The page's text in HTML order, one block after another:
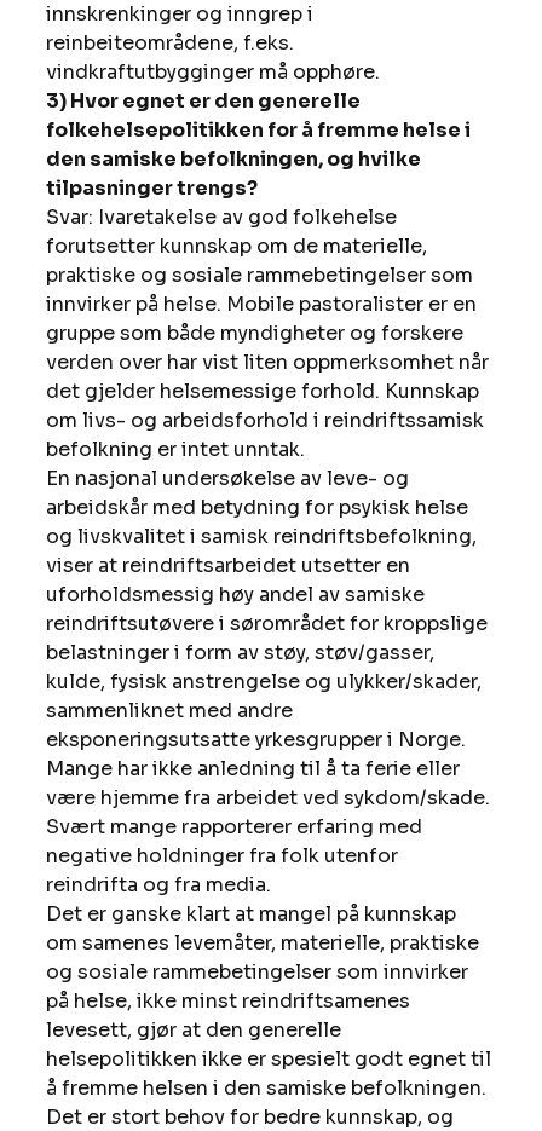
innskrenkinger og inngrep i
reinbeiteområdene, f.eks.
vindkraftutbygginger må opphøre.
3) Hvor egnet er den generelle
folkehelsepolitikken for å fremme helse i
den samiske befolkningen, og hvilke
tilpasninger trengs?
Svar: Ivaretakelse av god folkehelse
forutsetter kunnskap om de materielle,
praktiske og sosiale rammebetingelser som
innvirker på helse. Mobile pastoralister er en
gruppe som både myndigheter og forskere
verden over har vist liten oppmerksomhet når
det gjelder helsemessige forhold. Kunnskap
om livs- og arbeidsforhold i reindriftssamisk
befolkning er intet unntak.
En nasjonal undersøkelse av leve- og
arbeidskår med betydning for psykisk helse
og livskvalitet i samisk reindriftsbefolkning,
viser at reindriftsarbeidet utsetter en
uforholdsmessig høy andel av samiske
reindriftsutøvere i sørområdet for kroppslige
belastninger i form av støy, støv/gasser,
kulde, fysisk anstrengelse og ulykker/skader,
sammenliknet med andre
eksponeringsutsatte yrkesgrupper i Norge.
Mange har ikke anledning til å ta ferie eller
være hjemme fra arbeidet ved sykdom/skade.
Svært mange rapporterer erfaring med
negative holdninger fra folk utenfor
reindrifta og fra media.
Det er ganske klart at mangel på kunnskap
om samenes levemåter, materielle, praktiske
og sosiale rammebetingelser som innvirker
på helse, ikke minst reindriftsamenes
levesett, gjør at den generelle
helsepolitikken ikke er spesielt godt egnet til
å fremme helsen i den samiske befolkningen.
Det er stort behov for bedre kunnskap, og